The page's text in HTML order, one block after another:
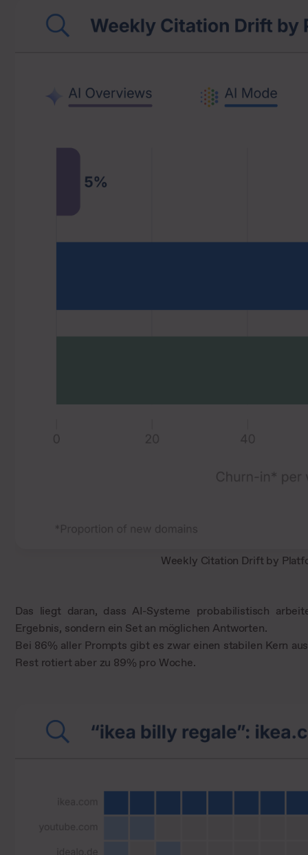
Weekly Citation Drift by
Das liegt daran, dass AI-Systeme probabilistisch
Ergebnis, sondern ein Set an möglichen Antworten.
Bei 86% aller Prompts gibt es zwar einen stabilen Kern
Rest rotiert aber zu 89% pro Woche.